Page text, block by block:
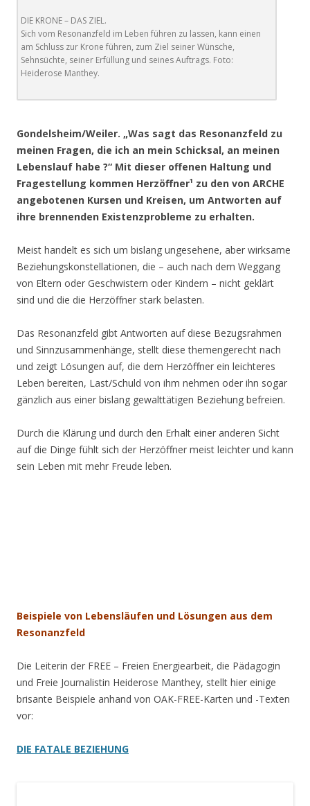
DIE KRONE – DAS ZIEL.
Sich vom Resonanzfeld im Leben führen zu lassen, kann einen
am Schluss zur Krone führen, zum Ziel seiner Wünsche,
Sehnsüchte, seiner Erfüllung und seines Auftrags. Foto:
Heiderose Manthey.
Gondelsheim/Weiler. „Was sagt das Resonanzfeld zu
meinen Fragen, die ich an mein Schicksal, an meinen
Lebenslauf habe ?“ Mit dieser offenen Haltung und
Fragestellung kommen Herzöffner¹ zu den von ARCHE
angebotenen Kursen und Kreisen, um Antworten auf
ihre brennenden Existenzprobleme zu erhalten.
Meist handelt es sich um bislang ungesehene, aber wirksame
Beziehungskonstellationen, die – auch nach dem Weggang
von Eltern oder Geschwistern oder Kindern – nicht geklärt
sind und die die Herzöffner stark belasten.
Das Resonanzfeld gibt Antworten auf diese Bezugsrahmen
und Sinnzusammenhänge, stellt diese themengerecht nach
und zeigt Lösungen auf, die dem Herzöffner ein leichteres
Leben bereiten, Last/Schuld von ihm nehmen oder ihn sogar
gänzlich aus einer bislang gewalttätigen Beziehung befreien.
Durch die Klärung und durch den Erhalt einer anderen Sicht
auf die Dinge fühlt sich der Herzöffner meist leichter und kann
sein Leben mit mehr Freude leben.
Beispiele von Lebensläufen und Lösungen aus dem
Resonanzfeld
Die Leiterin der FREE – Freien Energiearbeit, die Pädagogin
und Freie Journalistin Heiderose Manthey, stellt hier einige
brisante Beispiele anhand von OAK-FREE-Karten und -Texten
vor:
DIE FATALE BEZIEHUNG